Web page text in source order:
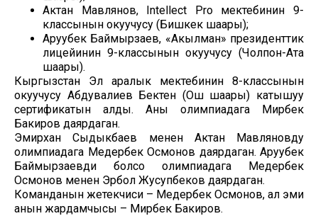
Актан Мавлянов, Intellect Pro мектебинин 9-
классынын окуучусу (Бишкек шаары);
Аруубек Баймырзаев, «Акылман» президенттик
лицейинин 9-классынын окуучусу (Чолпон-Ата
шаары).
Кыргызстан Эл аралык мектебинин 8-классынын
окуучусу Абдувалиев Бектен (Ош шаары) катышуу
сертификатын алды. Аны олимпиадага Мирбек
Бакиров даярдаган.
Эмирхан Сыдыкбаев менен Актан Мавляновду
олимпиадага Медербек Осмонов даярдаган. Аруубек
Баймырзаевди болсо олимпиадага Медербек
Осмонов менен Эрбол Жусупбеков даярдаган.
Команданын жетекчиси – Медербек Осмонов, ал эми
анын жардамчысы – Мирбек Бакиров.